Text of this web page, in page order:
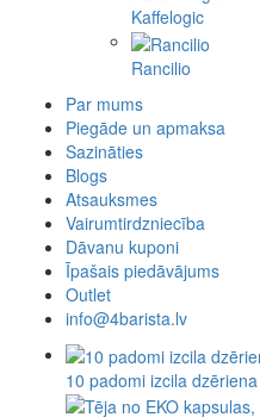
Kaffelogic
Rancilio
Par mums
Piegāde un apmaksa
Sazināties
Blogs
Atsauksmes
Vairumtirdzniecība
Dāvanu kuponi
Īpašais piedāvājums
Outlet
info@4barista.lv
10 padomi izcila